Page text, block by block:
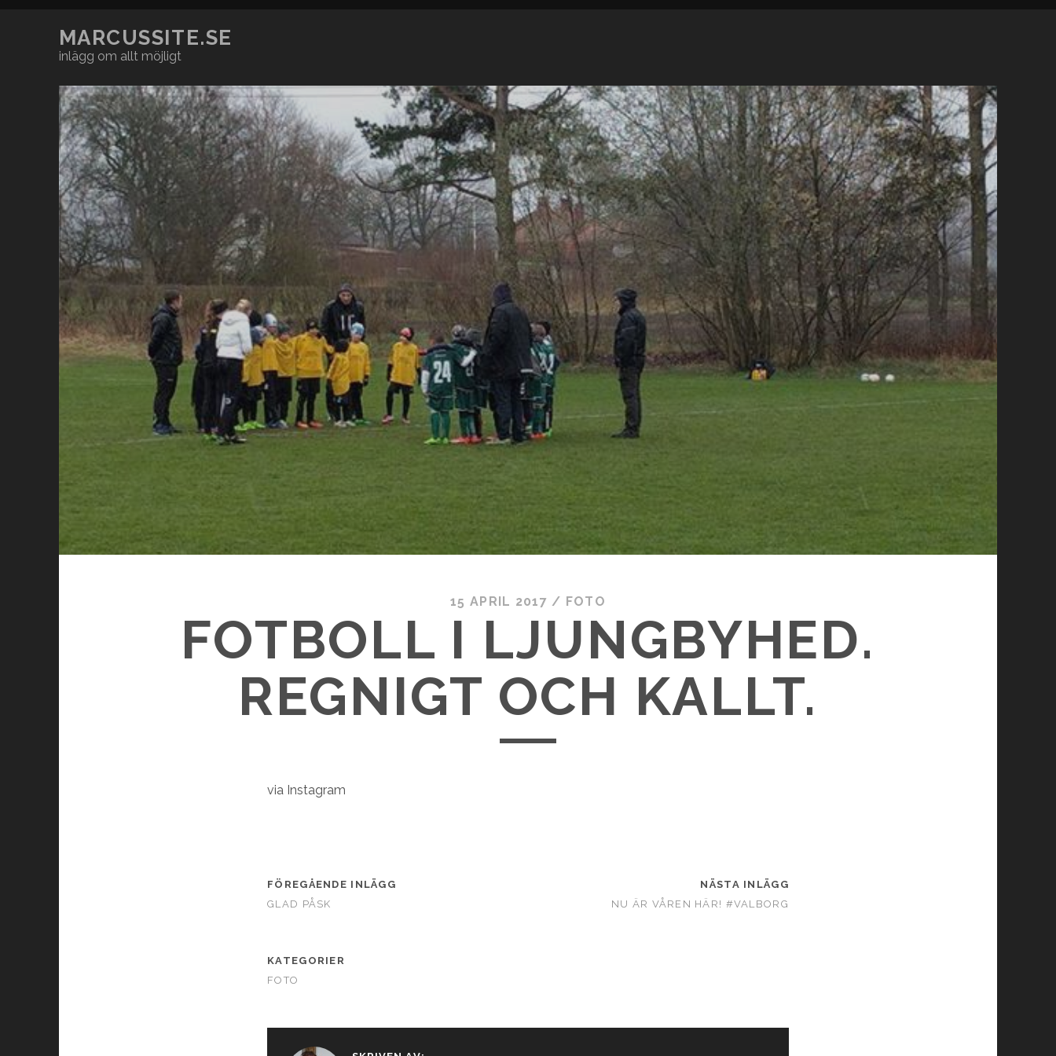
MARCUSSITE.SE
inlägg om allt möjligt
15 APRIL 2017 / FOTO
FOTBOLL I LJUNGBYHED.
REGNIGT OCH KALLT.
via Instagram
FÖREGÅENDE INLÄGG
GLAD PÅSK
NÄSTA INLÄGG
NU ÄR VÅREN HÄR! #VALBORG
KATEGORIER
FOTO